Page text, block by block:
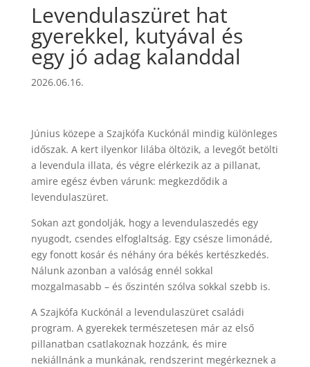
Levendulaszüret hat
gyerekkel, kutyával és
egy jó adag kalanddal
2026.06.16.
Június közepe a Szajkófa Kuckónál mindig különleges
időszak. A kert ilyenkor lilába öltözik, a levegőt betölti
a levendula illata, és végre elérkezik az a pillanat,
amire egész évben várunk: megkezdődik a
levendulaszüret.
Sokan azt gondolják, hogy a levendulaszedés egy
nyugodt, csendes elfoglaltság. Egy csésze limonádé,
egy fonott kosár és néhány óra békés kertészkedés.
Nálunk azonban a valóság ennél sokkal
mozgalmasabb – és őszintén szólva sokkal szebb is.
A Szajkófa Kuckónál a levendulaszüret családi
program. A gyerekek természetesen már az első
pillanatban csatlakoznak hozzánk, és mire
nekiállnánk a munkának, rendszerint megérkeznek a